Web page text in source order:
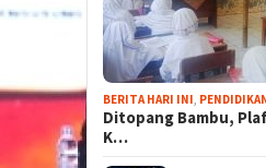
BERITA HARI INI
Ditopang Bambu,
K…